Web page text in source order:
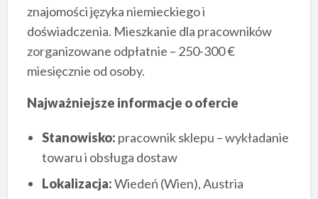
znajomości języka niemieckiego i
doświadczenia. Mieszkanie dla pracowników
zorganizowane odpłatnie – 250-300 €
miesięcznie od osoby.
Najważniejsze informacje o ofercie
Stanowisko: pracownik sklepu – wykładanie
towaru i obsługa dostaw
Lokalizacja:Wiedeń (Wien), Austria